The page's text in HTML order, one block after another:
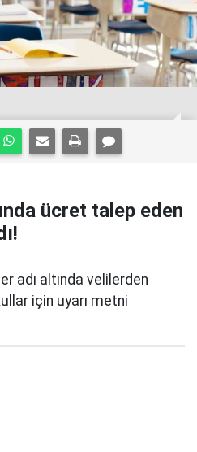
ücret talep eden
adı altında velilerden
için uyarı metni